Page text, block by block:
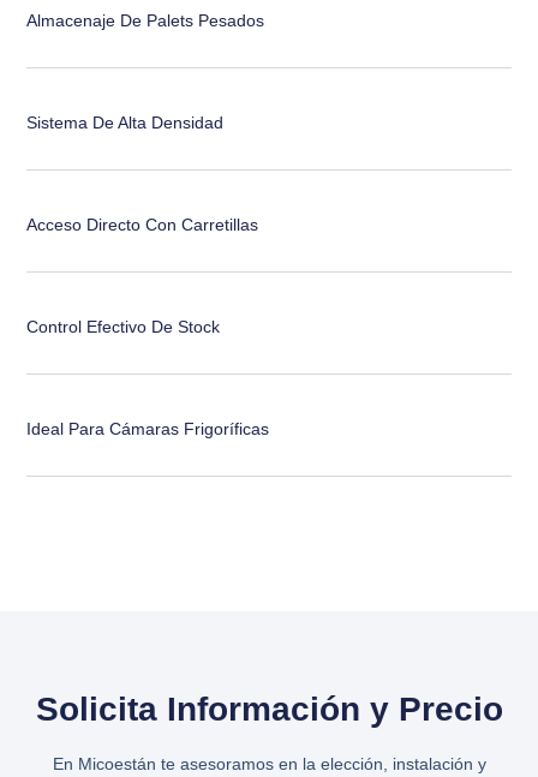
Almacenaje De Palets Pesados
Sistema De Alta Densidad
Acceso Directo Con Carretillas
Control Efectivo De Stock
Ideal Para Cámaras Frigoríficas
Solicita Información y Precio
En Micoestán te asesoramos en la elección, instalación y